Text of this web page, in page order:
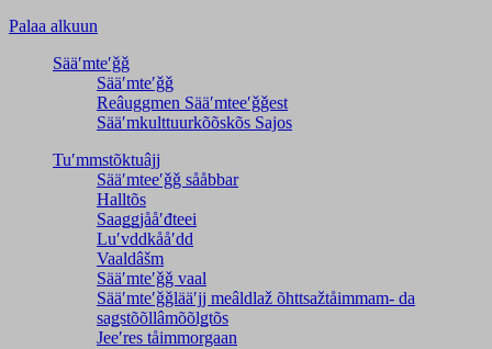
Palaa alkuun
Sääʹmteʹǧǧ
Sääʹmteʹǧǧ
Reâuggmen Sääʹmteeʹǧǧest
Sääʹmkulttuurkõõskõs Sajos
Tuʹmmstõktuâjj
Sääʹmteeʹǧǧ sååbbar
Halltõs
Saaǥǥjååʹđteei
Luʹvddkååʹdd
Vaaldâšm
Sääʹmteʹǧǧ vaal
Sääʹmteʹǧǧlääʹjj meâldlaž õhttsažtåimmam- da
saǥstõõllâmõõlǥtõs
Jeeʹres tåimmorgaan